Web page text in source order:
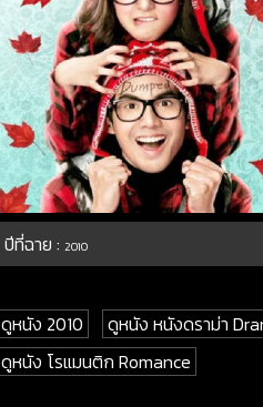
ปีที่ฉาย :2010
ดูหนัง 2010
ดูหนัง หนังดราม่า
ดูหนัง โรแมนติก Romance